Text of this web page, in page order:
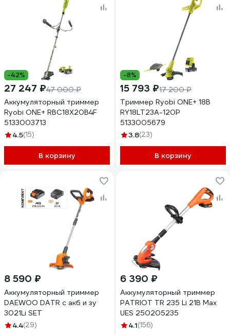
-42%
27 247 ₽47 000 ₽
Аккумуляторный триммер
Ryobi ONE+ RBC18X20B4F
5133003713
4.5(15)
В корзину
-8%
15 793 ₽17 200 ₽
Триммер Ryobi ONE+ 18В
RY18LT23A-120P
5133005679
3.8(23)
В корзину
8 590 ₽
Аккумуляторный триммер
DAEWOO DATR с акб и зу
3021Li SET
4.4(29)
6 390 ₽
Аккумуляторный триммер
PATRIOT TR 235 Li 21B Max
UES 250205235
4.1(156)